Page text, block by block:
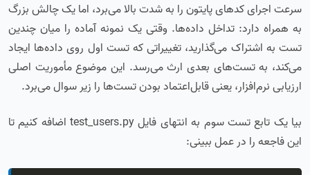
سرعت اجرای کدهای پایتون را به شدت بالا می‌برد، اما یک چالش بزرگ
به همراه دارد: تداخل داده‌ها. وقتی یک نمونه آماده را میان چندین
تست به اشتراک می‌گذارید، تغییراتی که تست اول روی داده‌ها ایجاد
می‌کند، به تست‌های بعدی ارث می‌رسد. این موضوع مأموریت اصلی
ارزیابی نرم‌افزار، یعنی قابل‌اعتماد بودن تست‌ها را زیر سوال می‌برد.
بیا یک تابع تست سوم به انتهای فایل test_users.py اضافه کنیم تا
این فاجعه را در عمل ببینی: